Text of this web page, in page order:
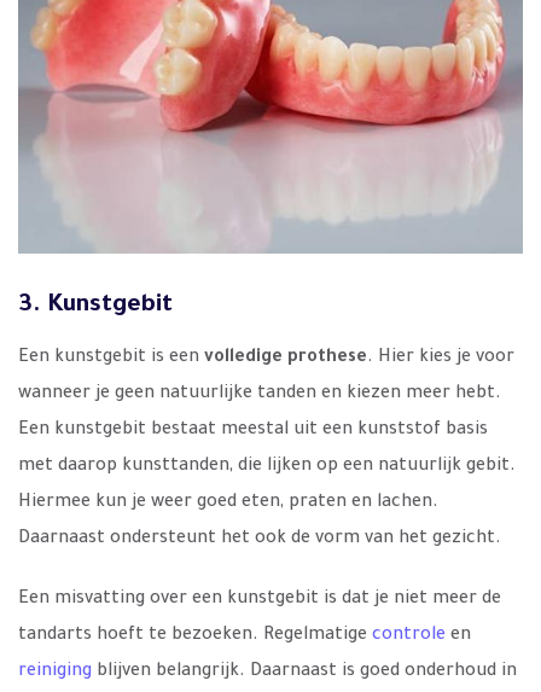
3. Kunstgebit
Een kunstgebit is een volledige prothese. Hier kies je voor
wanneer je geen natuurlijke tanden en kiezen meer hebt.
Een kunstgebit bestaat meestal uit een kunststof basis
met daarop kunsttanden, die lijken op een natuurlijk gebit.
Hiermee kun je weer goed eten, praten en lachen.
Daarnaast ondersteunt het ook de vorm van het gezicht.
Een misvatting over een kunstgebit is dat je niet meer de
tandarts hoeft te bezoeken. Regelmatige controle en
reiniging blijven belangrijk. Daarnaast is goed onderhoud in